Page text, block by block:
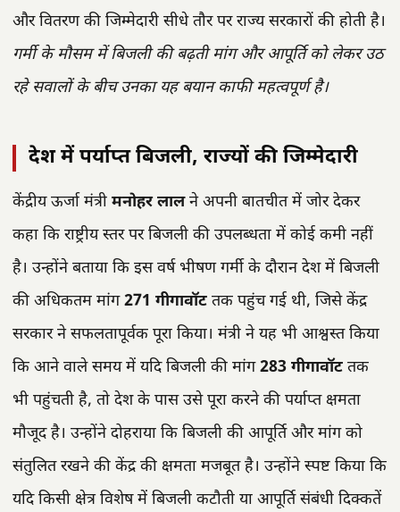
और वितरण की जिम्मेदारी सीधे तौर पर राज्य सरकारों की होती है।
गर्मी के मौसम में बिजली की बढ़ती मांग और आपूर्ति को लेकर उठ
रहे सवालों के बीच उनका यह बयान काफी महत्वपूर्ण है।
देश में पर्याप्त बिजली, राज्यों की जिम्मेदारी
केंद्रीय ऊर्जा मंत्री मनोहर लालने अपनी बातचीत में जोर देकर
कहा कि राष्ट्रीय स्तर पर बिजली की उपलब्धता में कोई कमी नहीं
है। उन्होंने बताया कि इस वर्ष भीषण गर्मी के दौरान देश में बिजली
की अधिकतम मांग271 गीगावॉट तक पहुंच गई थी, जिसे केंद्र
सरकार ने सफलतापूर्वक पूरा किया। मंत्री ने यह भी आश्वस्त किया
कि आने वाले समय में यदि बिजली की मांग283 गीगावॉट तक
भी पहुंचती है, तो देश के पास उसे पूरा करने की पर्याप्त क्षमता
मौजूद है। उन्होंने दोहराया कि बिजली की आपूर्ति और मांग को
संतुलित रखने की केंद्र की क्षमता मजबूत है। उन्होंने स्पष्ट किया कि
यदि किसी क्षेत्र विशेष में बिजली कटौती या आपूर्ति संबंधी दिक्कतें